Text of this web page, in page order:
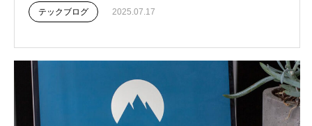
テックブログ 2025.07.17